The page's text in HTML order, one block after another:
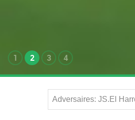
1 2 3 4
Adversaires: JS.El